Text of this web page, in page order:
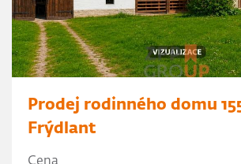
Prodej rodinného domu
Frýdlant